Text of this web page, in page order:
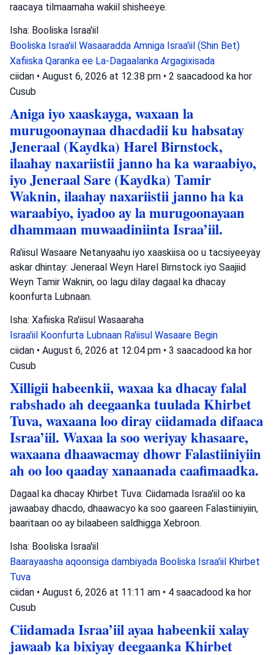
raacaya tilmaamaha wakiil shisheeye.
Isha: Booliska Israa'iil
Booliska Israa'iil Wasaaradda Amniga Israa'iil (Shin Bet)
Xafiiska Qaranka ee La-Dagaalanka Argagixisada
ciidan • August 6, 2026 at 12:38 pm • 2 saacadood ka hor
Cusub
Aniga iyo xaaskayga, waxaan la
murugoonaynaa dhacdadii ku habsatay
Jeneraal (Kaydka) Harel Birnstock,
ilaahay naxariistii janno ha ka waraabiyo,
iyo Jeneraal Sare (Kaydka) Tamir
Waknin, ilaahay naxariistii janno ha ka
waraabiyo, iyadoo ay la murugoonayaan
dhammaan muwaadiniinta Israa’iil.
Ra'iisul Wasaare Netanyaahu iyo xaaskiisa oo u tacsiyeeyay
askar dhintay: Jeneraal Weyn Harel Birnstock iyo Saajiid
Weyn Tamir Waknin, oo lagu dilay dagaal ka dhacay
koonfurta Lubnaan.
Isha: Xafiiska Ra'iisul Wasaaraha
Israa'iil Koonfurta Lubnaan Ra'iisul Wasaare Begin
ciidan • August 6, 2026 at 12:04 pm • 3 saacadood ka hor
Cusub
Xilligii habeenkii, waxaa ka dhacay falal
rabshado ah deegaanka tuulada Khirbet
Tuva, waxaana loo diray ciidamada difaaca
Israa’iil. Waxaa la soo weriyay khasaare,
waxaana dhaawacmay dhowr Falastiiniyiin
ah oo loo qaaday xanaanada caafimaadka.
Dagaal ka dhacay Khirbet Tuva: Ciidamada Israa'iil oo ka
jawaabay dhacdo, dhaawacyo ka soo gaareen Falastiiniyiin,
baaritaan oo ay bilaabeen saldhigga Xebroon.
Isha: Booliska Israa'iil
Baarayaasha aqoonsiga dambiyada Booliska Israa'iil Khirbet
Tuva
ciidan • August 6, 2026 at 11:11 am • 4 saacadood ka hor
Cusub
Ciidamada Israa’iil ayaa habeenkii xalay
jawaab ka bixiyay deegaanka Khirbet